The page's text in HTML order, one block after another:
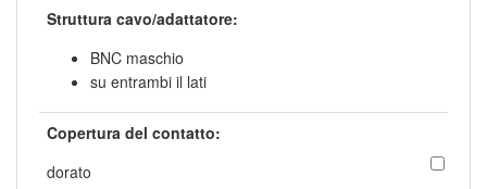
Struttura cavo/adattatore:
BNC maschio
su entrambi il lati
Copertura del contatto:
dorato